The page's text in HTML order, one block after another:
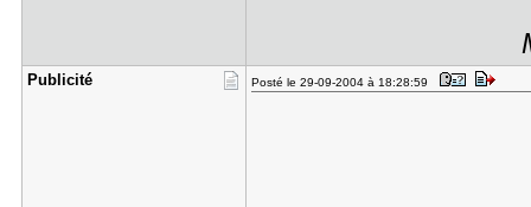
Publicité Posté le 29-09-2004 à 18:28:59